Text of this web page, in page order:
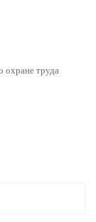
охране труда